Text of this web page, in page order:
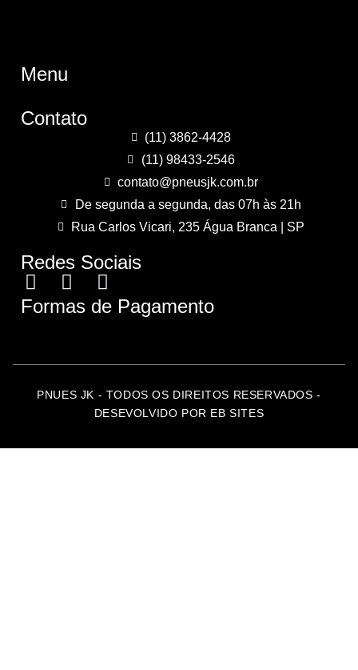
Menu
Contato
(11) 3862-4428
(11) 98433-2546
contato@pneusjk.com.br
De segunda a segunda, das 07h às 21h
Rua Carlos Vicari, 235 Água Branca | SP
Redes Sociais
Formas de Pagamento
PNUES JK - TODOS OS DIREITOS RESERVADOS -
DESEVOLVIDO POR EB SITES